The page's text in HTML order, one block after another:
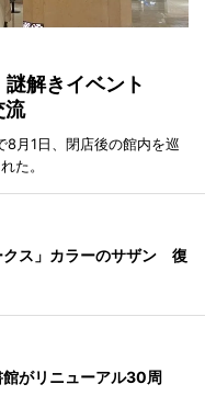
謎解きイベント
流
8月1日、閉店後の館内を巡
た。
クス」カラーのサザン 復
がリニューアル30周